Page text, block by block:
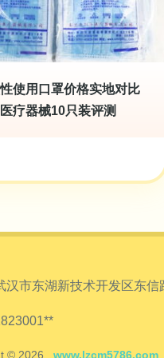
使用口罩价格实地对比
疗器械10只装评测
汉市东湖新技术开发区东
© 2026 www.lzcm5786.com